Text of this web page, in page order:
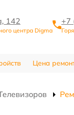
142
центра Digma
+7
Цена